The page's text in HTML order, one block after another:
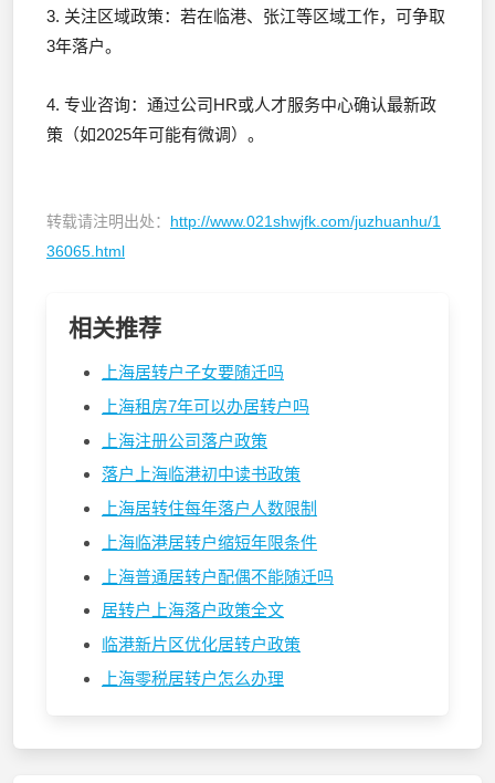
3. 关注区域政策：若在临港、张江等区域工作，可争取
3年落户。
4. 专业咨询：通过公司HR或人才服务中心确认最新政
策（如2025年可能有微调）。
转载请注明出处： http://www.021shwjfk.com/juzhuanhu/1
36065.html
相关推荐
上海居转户子女要随迁吗
上海租房7年可以办居转户吗
上海注册公司落户政策
落户上海临港初中读书政策
上海居转住每年落户人数限制
上海临港居转户缩短年限条件
上海普通居转户配偶不能随迁吗
居转户上海落户政策全文
临港新片区优化居转户政策
上海零税居转户怎么办理